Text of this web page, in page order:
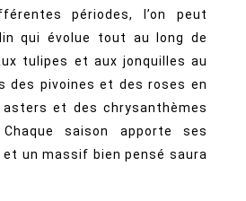
périodes, l’on peut
qui évolue tout au long de
tulipes et aux jonquilles au
des pivoines et des roses en
et des chrysanthèmes
Chaque saison apporte ses
un massif bien pensé saura